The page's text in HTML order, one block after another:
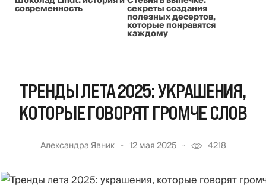
современность секреты создания
полезных десертов,
которые понравятся
каждому
ТРЕНДЫ ЛЕТА 2025: УКРАШЕНИЯ,
КОТОРЫЕ ГОВОРЯТ ГРОМЧЕ СЛОВ
Александра Явник 12 мая 2025 4218